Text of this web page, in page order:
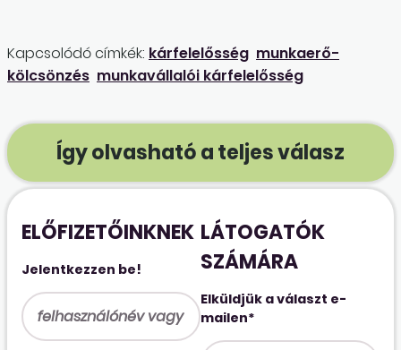
Kapcsolódó címkék: kárfelelősség munkaerő-
kölcsönzés munkavállalói kárfelelősség
Így olvasható a teljes válasz
ELŐFIZETŐINKNEK
Jelentkezzen be!
LÁTOGATÓK
SZÁMÁRA
Elküldjük a választ e-
mailen*